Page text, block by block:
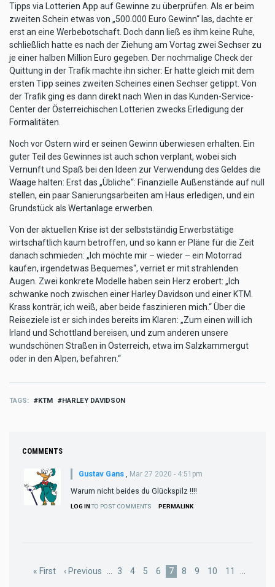
Tipps via Lotterien App auf Gewinne zu überprüfen. Als er beim
zweiten Schein etwas von „500.000 Euro Gewinn“ las, dachte er
erst an eine Werbebotschaft. Doch dann ließ es ihm keine Ruhe,
schließlich hatte es nach der Ziehung am Vortag zwei Sechser zu
je einer halben Million Euro gegeben. Der nochmalige Check der
Quittung in der Trafik machte ihn sicher: Er hatte gleich mit dem
ersten Tipp seines zweiten Scheines einen Sechser getippt. Von
der Trafik ging es dann direkt nach Wien in das Kunden-Service-
Center der Österreichischen Lotterien zwecks Erledigung der
Formalitäten.
Noch vor Ostern wird er seinen Gewinn überwiesen erhalten. Ein
guter Teil des Gewinnes ist auch schon verplant, wobei sich
Vernunft und Spaß bei den Ideen zur Verwendung des Geldes die
Waage halten: Erst das „Übliche“: Finanzielle Außenstände auf null
stellen, ein paar Sanierungsarbeiten am Haus erledigen, und ein
Grundstück als Wertanlage erwerben.
Von der aktuellen Krise ist der selbstständig Erwerbstätige
wirtschaftlich kaum betroffen, und so kann er Pläne für die Zeit
danach schmieden: „Ich möchte mir – wieder – ein Motorrad
kaufen, irgendetwas Bequemes“, verriet er mit strahlenden
Augen. Zwei konkrete Modelle haben sein Herz erobert: „Ich
schwanke noch zwischen einer Harley Davidson und einer KTM.
Krass konträr, ich weiß, aber beide faszinieren mich.“ Über die
Reiseziele ist er sich indes bereits im Klaren: „Zum einen will ich
Irland und Schottland bereisen, und zum anderen unsere
wundschönen Straßen in Österreich, etwa im Salzkammergut
oder in den Alpen, befahren.“
TAGS KTM HARLEY DAVIDSON
COMMENTS
Gustav Gans Mar 27 2020 - 4:51pm
Warum nicht beides du Glückspilz !!!!
LOG IN TO POST COMMENTS PERMALINK
First
« First
Previous
‹ Previous … Page
3 Page
4 Page
5 Page
6
Current
7 Page
8 Page
9 Page
10 Page
11 …